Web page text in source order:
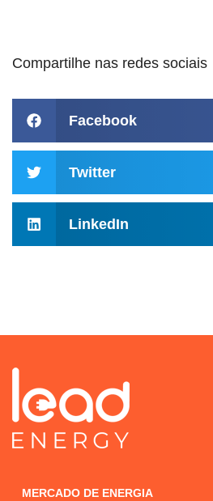
Compartilhe nas redes sociais
Facebook
Twitter
LinkedIn
MERCADO DE ENERGIA